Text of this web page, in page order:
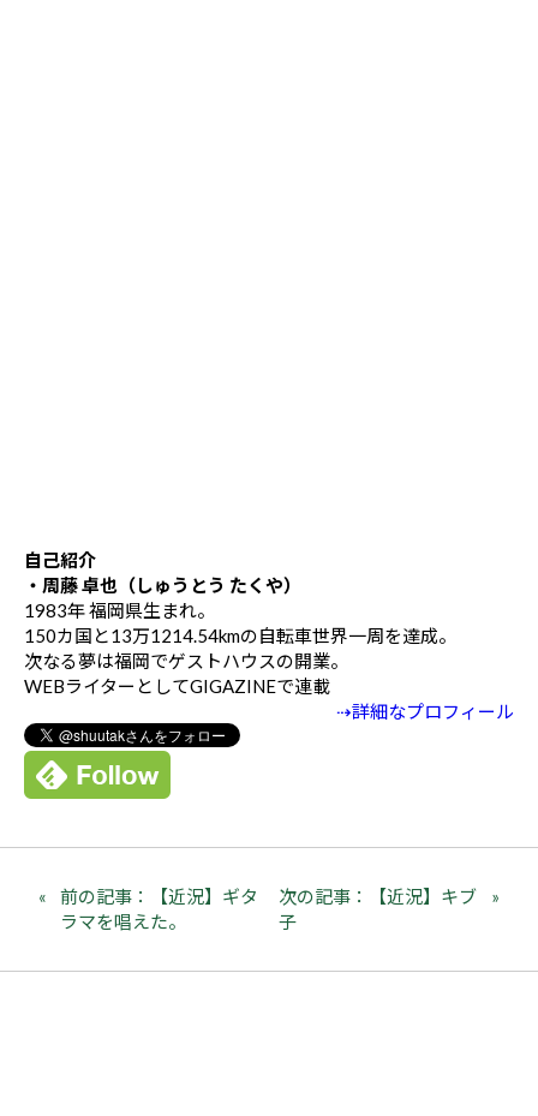
自己紹介
・周藤 卓也（しゅうとう たくや）
1983年 福岡県生まれ。
150カ国と13万1214.54kmの自転車世界一周を達成。
次なる夢は福岡でゲストハウスの開業。
WEBライターとしてGIGAZINEで連載
⇢詳細なプロフィール
前の記事：【近況】ギタ
ラマを唱えた。
次の記事：【近況】キブ
子